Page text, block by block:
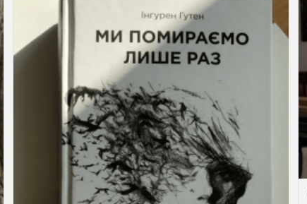
Скороминущості
Життя,
Хочеться
Жити
Ще
Сильніше”
–
Письменниця
Світлана
Вертола